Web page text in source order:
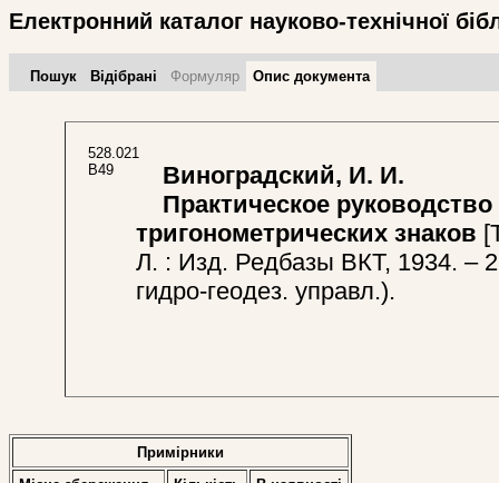
Електронний каталог науково-технічної
Пошук Відібрані Формуляр Опис документа
528.021
В49
Виноградский, И. И.
Практическое руководство
тригонометрических знаков
Л. : Изд. Редбазы ВКТ, 1934. –
гидро-геодез. управл.).
Примірники